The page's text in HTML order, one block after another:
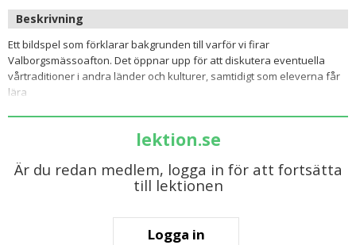
Beskrivning
Ett bildspel som förklarar bakgrunden till varför vi firar
Valborgsmässoafton. Det öppnar upp för att diskutera eventuella
vårtraditioner i andra länder och kulturer, samtidigt som eleverna får
lära
lektion.se
Är du redan medlem, logga in för att fortsätta
till lektionen
Logga in